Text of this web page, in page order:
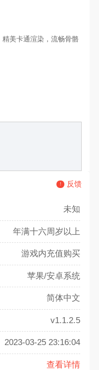
美卡通渲染，流畅骨骼
反馈
未知
年满十六周岁以上
游戏内充值购买
苹果/安卓系统
简体中文
v1.1.2.5
2023-03-25 23:16:04
查看详情